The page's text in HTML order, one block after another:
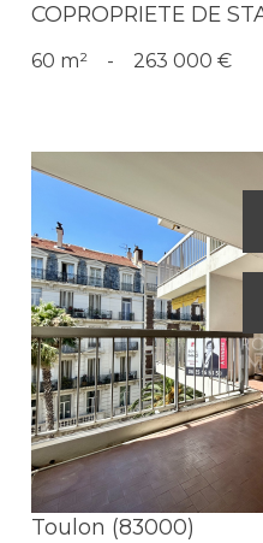
COPROPRIETE DE
60 m² - 263 000 €
Voir
Toulon (83000)